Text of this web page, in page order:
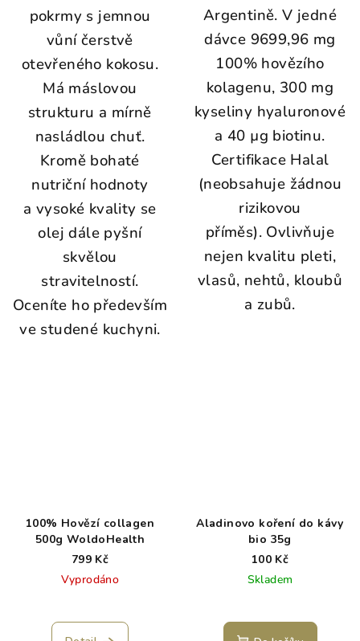
pokrmy s jemnou
vůní čerstvě
otevřeného kokosu.
Má máslovou
strukturu a mírně
nasládlou chuť.
Kromě bohaté
nutriční hodnoty
a vysoké kvality se
olej dále pyšní
skvělou
stravitelností.
Oceníte ho především
ve studené kuchyni.
Argentině. V jedné
dávce 9699,96 mg
100% hovězího
kolagenu, 300 mg
kyseliny hyaluronové
a 40 µg biotinu.
Certifikace Halal
(neobsahuje žádnou
rizikovou
příměs). Ovlivňuje
nejen kvalitu pleti,
vlasů, nehtů, kloubů
a zubů.
100% Hovězí collagen
500g WoldoHealth
799 Kč
Vyprodáno
Aladinovo koření do kávy
bio 35g
100 Kč
Skladem